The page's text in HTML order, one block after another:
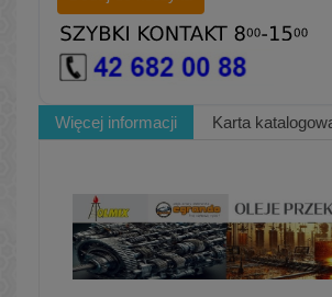
Więcej informacji Karta